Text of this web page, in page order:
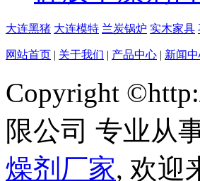
大连黑猪 大连模特 兰炭锅炉 实木家具
网站首页 | 关于我们 | 产品中心 | 新闻
Copyright
限公司 专业从
燥剂厂家, 欢迎